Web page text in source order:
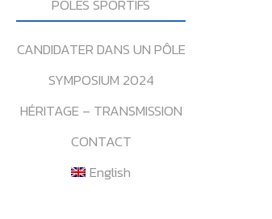
POLES SPORTIFS
CANDIDATER DANS UN PÔLE
SYMPOSIUM 2024
HÉRITAGE – TRANSMISSION
CONTACT
English